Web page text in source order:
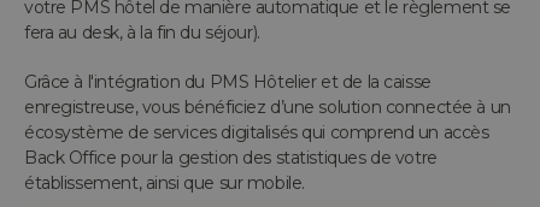
votre PMS hôtel de manière automatique et le règlement se
fera au desk, à la fin du séjour).
Grâce à l'intégration du PMS Hôtelier et de la caisse
enregistreuse, vous bénéficiez d’une solution connectée à un
écosystème de services digitalisés qui comprend un accès
Back Office pour la gestion des statistiques de votre
établissement, ainsi que sur mobile.